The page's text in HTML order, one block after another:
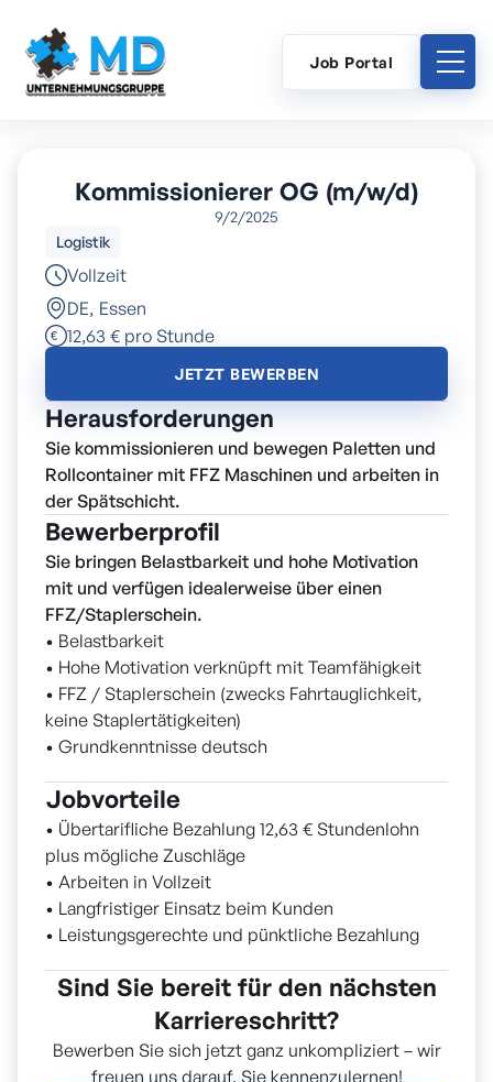
Job Portal
Kommissionierer OG (m/w/d)
9/2/2025
Logistik
Vollzeit
DE, Essen
12,63 € pro Stunde
JETZT BEWERBEN
Herausforderungen
Sie kommissionieren und bewegen Paletten und
Rollcontainer mit FFZ Maschinen und arbeiten in
der Spätschicht.
Bewerberprofil
Sie bringen Belastbarkeit und hohe Motivation
mit und verfügen idealerweise über einen
FFZ/Staplerschein.
• Belastbarkeit
• Hohe Motivation verknüpft mit Teamfähigkeit
• FFZ / Staplerschein (zwecks Fahrtauglichkeit,
keine Staplertätigkeiten)
• Grundkenntnisse deutsch
Jobvorteile
• Übertarifliche Bezahlung 12,63 € Stundenlohn
plus mögliche Zuschläge
• Arbeiten in Vollzeit
• Langfristiger Einsatz beim Kunden
• Leistungsgerechte und pünktliche Bezahlung
Sind Sie bereit für den nächsten
Karriereschritt?
Bewerben Sie sich jetzt ganz unkompliziert – wir
freuen uns darauf, Sie kennenzulernen!